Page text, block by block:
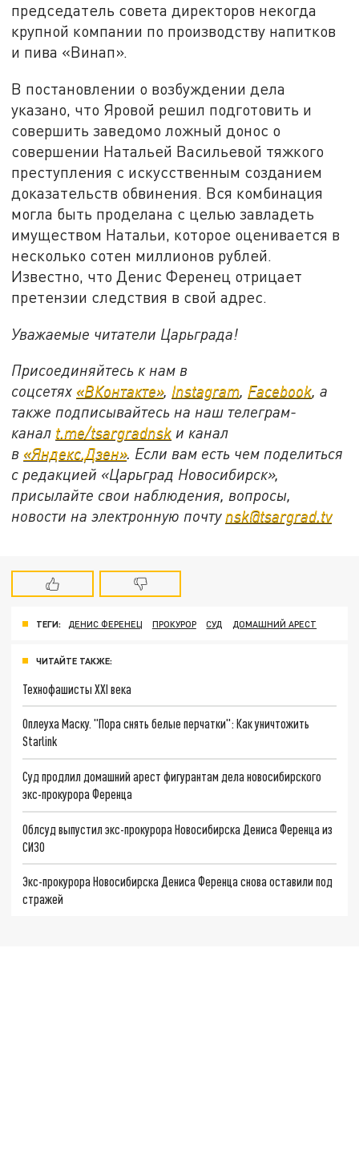
председатель совета директоров некогда
крупной компании по производству напитков
и пива «Винап».
В постановлении о возбуждении дела
указано, что Яровой решил подготовить и
совершить заведомо ложный донос о
совершении Натальей Васильевой тяжкого
преступления с искусственным созданием
доказательств обвинения. Вся комбинация
могла быть проделана с целью завладеть
имуществом Натальи, которое оценивается в
несколько сотен миллионов рублей.
Известно, что Денис Ференец отрицает
претензии следствия в свой адрес.
Уважаемые читатели Царьграда!
Присоединяйтесь к нам в
соцсетях «ВКонтакте», Instagram, Facebook, а
также подписывайтесь на наш телеграм-
канал t.me/tsargradnsk и канал
в «Яндекс.Дзен». Если вам есть чем поделиться
с редакцией «Царьград Новосибирск»,
присылайте свои наблюдения, вопросы,
новости на электронную почту nsk@tsargrad.tv
ТЕГИ: ДЕНИС ФЕРЕНЕЦ ПРОКУРОР СУД ДОМАШНИЙ АРЕСТ
ЧИТАЙТЕ ТАКЖЕ:
Технофашисты XXI века
Оплеуха Маску. "Пора снять белые перчатки": Как уничтожить
Starlink
Суд продлил домашний арест фигурантам дела новосибирского
экс-прокурора Ференца
Облсуд выпустил экс-прокурора Новосибирска Дениса Ференца из
СИЗО
Экс-прокурора Новосибирска Дениса Ференца снова оставили под
стражей